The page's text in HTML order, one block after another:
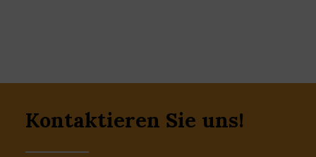
Kontaktieren Sie uns!